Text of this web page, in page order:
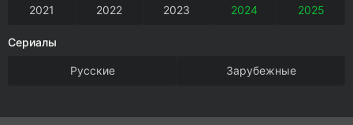
2021 2022 2023 2024 2025
Сериалы
Русские Зарубежные